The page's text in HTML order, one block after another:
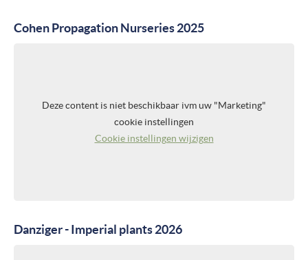
Cohen Propagation Nurseries 2025
Deze content is niet beschikbaar ivm uw "Marketing"
cookie instellingen
Cookie instellingen wijzigen
Danziger - Imperial plants 2026